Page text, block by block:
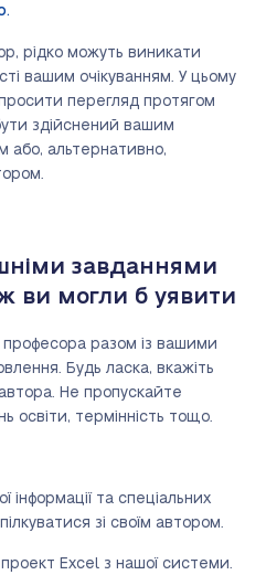
рідко можуть виникати
вашим очікуванням. У цьому
перегляд протягом
здійснений вашим
або, альтернативно,
завданнями
ви могли б уявити
професора разом із вашими
Будь ласка, вкажіть
Не пропускайте
освіти, термінність тощо.
та спеціальних
зі своїм автором.
Excel з нашої системи.